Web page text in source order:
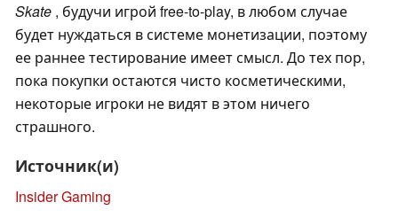
Skate , будучи игрой free-to-play, в любом случае
будет нуждаться в системе монетизации, поэтому
ее раннее тестирование имеет смысл. До тех пор,
пока покупки остаются чисто косметическими,
некоторые игроки не видят в этом ничего
страшного.
Источник(и)
Insider Gaming